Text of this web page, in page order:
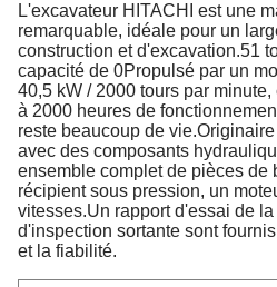
L'excavateur HITACHI est une
remarquable, idéale pour un
construction et d'excavation.51
capacité de 0Propulsé par un
40,5 kW / 2000 tours par
à 2000 heures de
reste beaucoup de
avec des composants
ensemble complet de pièces de
récipient sous pression, un
vitesses.Un rapport d'essai de
d'inspection sortante sont
et la fiabilité.